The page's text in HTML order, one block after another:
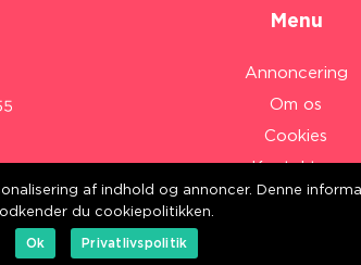
Menu
Annoncering
Om os
Cookies
Kontakt os
Sitemap
af indhold og annoncer. Denne
du cookiepolitikken.
Ok
Privatlivspolitik